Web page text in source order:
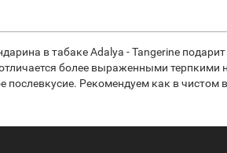
в табаке Adalya - Tangerine
более выраженными
послевкусие. Рекомендуем как в